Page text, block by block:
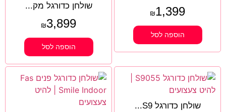
₪1,399
הוספה לסל
שולחן כדורגל מק...
₪3,899
הוספה לסל
שולחן כדורגל S9...